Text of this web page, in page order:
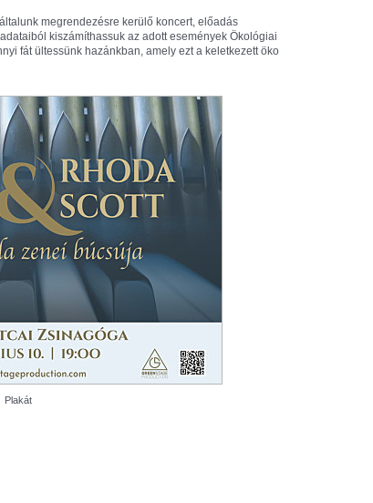
megrendezésre kerülő koncert, előadás
kiszámíthassuk az adott események Ökológiai
fát ültessünk hazánkban, amely ezt a keletkezett öko
Plakát